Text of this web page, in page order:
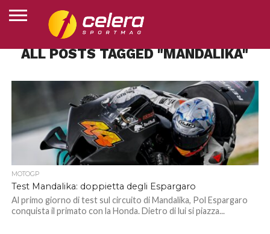
HOME
MOTOGP
SUPERBIKE
MOTOJUNIOR
ESPORTS
ALTRI
CLASSIFICHE
CHI
ALL POSTS TAGGED "MANDALIKA"
MOTOGP
Test Mandalika: doppietta degli Espargaro
Al primo giorno di test sul circuito di Mandalika, Pol Espargaro
conquista il primato con la Honda. Dietro di lui si piazza...